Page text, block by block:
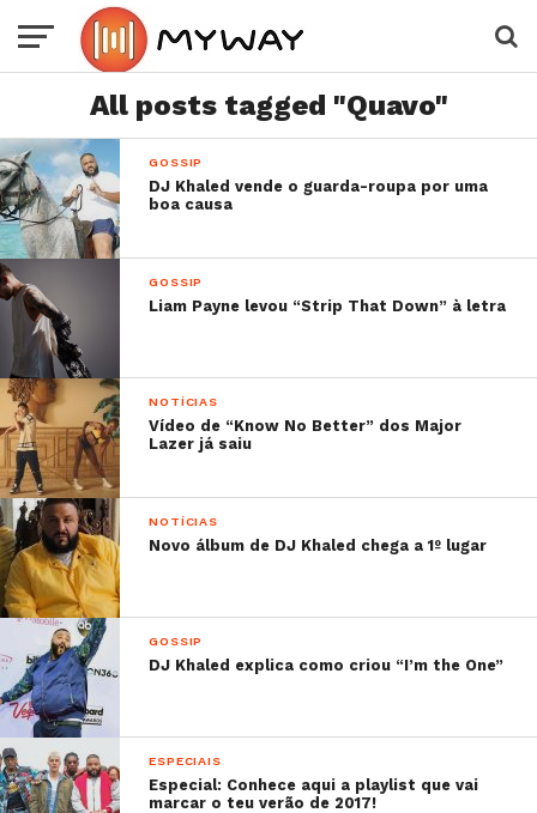
All posts tagged "Quavo"
GOSSIP
DJ Khaled vende o guarda-roupa por uma
boa causa
GOSSIP
Liam Payne levou “Strip That Down” à letra
NOTÍCIAS
Vídeo de “Know No Better” dos Major
Lazer já saiu
NOTÍCIAS
Novo álbum de DJ Khaled chega a 1º lugar
GOSSIP
DJ Khaled explica como criou “I’m the One”
ESPECIAIS
Especial: Conhece aqui a playlist que vai
marcar o teu verão de 2017!